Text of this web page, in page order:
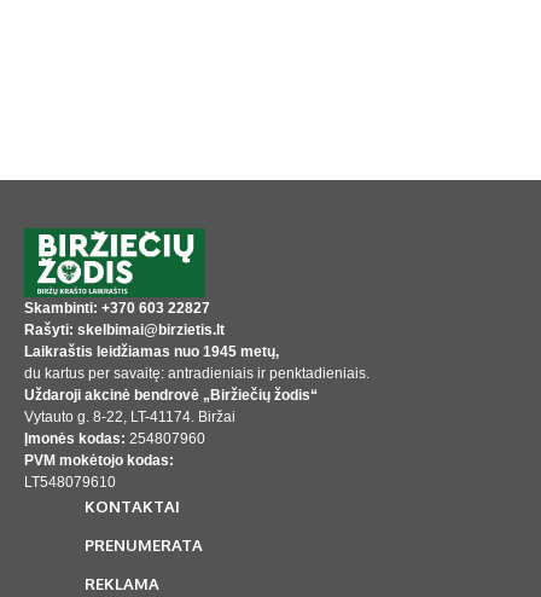
Skambinti: +370 603 22827
Rašyti: skelbimai@birzietis.lt
Laikraštis leidžiamas nuo 1945 metų,
du kartus per savaitę: antradieniais ir penktadieniais.
Uždaroji akcinė bendrovė „Biržiečių žodis“
Vytauto g. 8-22, LT-41174. Biržai
Įmonės kodas: 254807960
PVM mokėtojo kodas:
LT548079610
KONTAKTAI
PRENUMERATA
REKLAMA